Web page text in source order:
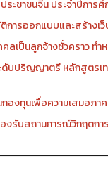
จ้างชั่วคราว ทำหน้าที่เจ้
รับทุนศึกษาต่อและฝึกป
ะชาชนจีน ประจำปีการ
ารออกแบบและสร้างเว็
เป็นลูกจ้างชั่วคราว ทำห
บปริญญาตรี หลักสูตรเท
องทุนเพื่อความเสมอภ